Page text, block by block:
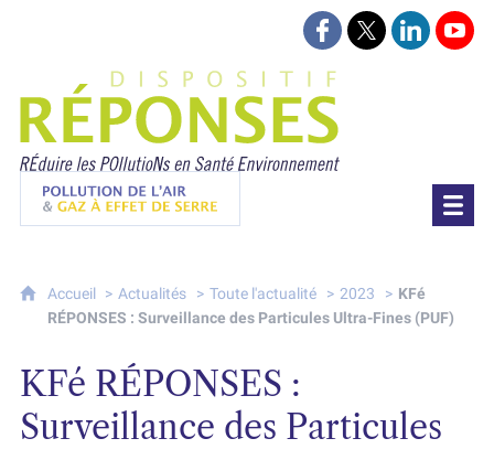
Pollution de l'air & gaz à effet de serre
Suivez-nous sur
Suivez-nous
Accueil Actualités Toute l'actualité 2023
KFé
RÉPONSES : Surveillance des Particules Ultra-Fines (PUF)
KFé RÉPONSES :
Surveillance des Particules